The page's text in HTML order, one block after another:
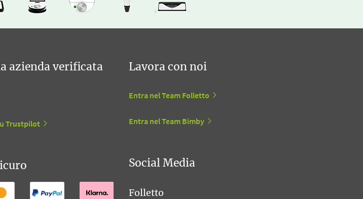
azienda verificata
Trustpilot
Lavora con noi
Entra nel Team Folletto
Entra nel Team Bimby
Social Media
Folletto